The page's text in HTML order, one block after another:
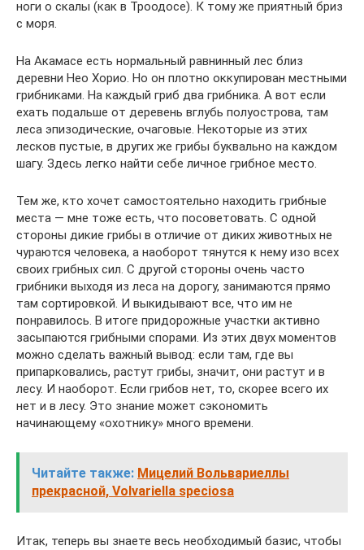
ноги о скалы (как в Троодосе). К тому же приятный бриз
с моря.
На Акамасе есть нормальный равнинный лес близ
деревни Нео Хорио. Но он плотно оккупирован местными
грибниками. На каждый гриб два грибника. А вот если
ехать подальше от деревень вглубь полуострова, там
леса эпизодические, очаговые. Некоторые из этих
лесков пустые, в других же грибы буквально на каждом
шагу. Здесь легко найти себе личное грибное место.
Тем же, кто хочет самостоятельно находить грибные
места — мне тоже есть, что посоветовать. С одной
стороны дикие грибы в отличие от диких животных не
чураются человека, а наоборот тянутся к нему изо всех
своих грибных сил. С другой стороны очень часто
грибники выходя из леса на дорогу, занимаются прямо
там сортировкой. И выкидывают все, что им не
понравилось. В итоге придорожные участки активно
засыпаются грибными спорами. Из этих двух моментов
можно сделать важный вывод: если там, где вы
припарковались, растут грибы, значит, они растут и в
лесу. И наоборот. Если грибов нет, то, скорее всего их
нет и в лесу. Это знание может сэкономить
начинающему «охотнику» много времени.
Читайте также: Мицелий Вольвариеллы
прекрасной, Volvariella speciosa
Итак, теперь вы знаете весь необходимый базис, чтобы